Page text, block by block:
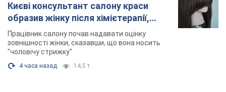
Києві консультант салону краси
образив жінку після хімієтерапії,
розгорівся скандал. Фото
Працівник салону почав надавати оцінку
зовнішності жінки, сказавши, що вона носить
"чоловічу стрижку"
4 часа назад 14,5 т.